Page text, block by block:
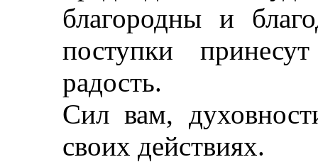
благородны и
поступки
радость.
Сил вам,
своих действиях.